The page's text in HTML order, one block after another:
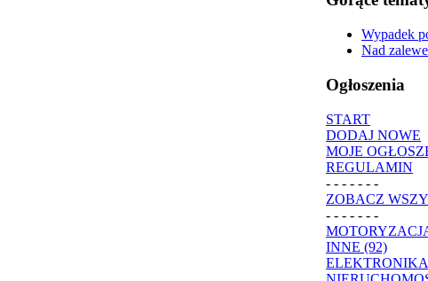
Wypadek
Nad
Ogłoszenia
START
DODAJ NOWE
MOJE
REGULAMIN
- - - - - - -
ZOBACZ
- - - - - - -
INNE (92)